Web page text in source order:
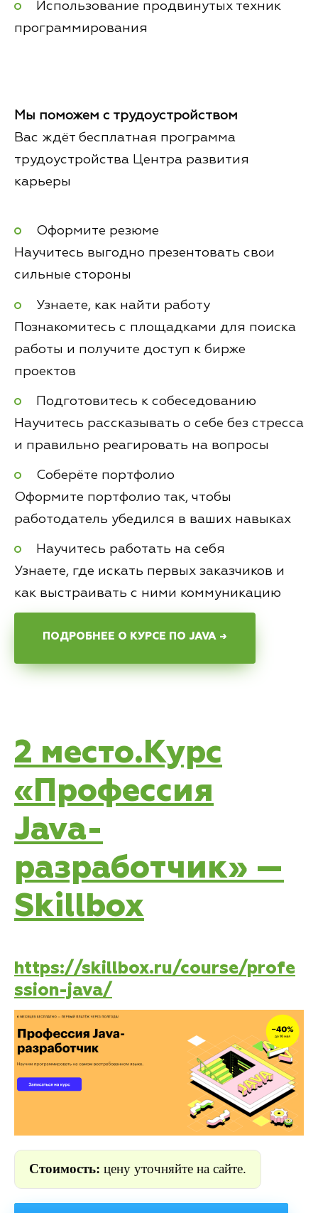
Использование продвинутых техник
программирования
Мы поможем с трудоустройством
Вас ждёт бесплатная программа
трудоустройства Центра развития
карьеры
Оформите резюме
Научитесь выгодно презентовать свои
сильные стороны
Узнаете, как найти работу
Познакомитесь с площадками для поиска
работы и получите доступ к бирже
проектов
Подготовитесь к собеседованию
Научитесь рассказывать о себе без стресса
и правильно реагировать на вопросы
Соберёте портфолио
Оформите портфолио так, чтобы
работодатель убедился в ваших навыках
Научитесь работать на себя
Узнаете, где искать первых заказчиков и
как выстраивать с ними коммуникацию
ПОДРОБНЕЕ О КУРСЕ ПО JAVA →
2 место.Курс
«Профессия
Java-
разработчик» —
Skillbox
https://skillbox.ru/course/profe
ssion-java/
Стоимость: цену уточняйте на сайте.